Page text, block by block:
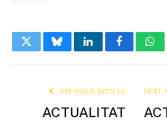
TwitterBlueskyLinkedInFacebook
PREVIOUS ARTICLE
ACTUALITAT
NEXT